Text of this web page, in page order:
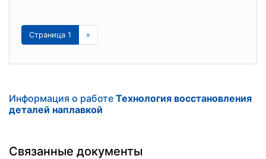
Страница 1 »
Информация о работе Технология восстановления
деталей наплавкой
Связанные документы